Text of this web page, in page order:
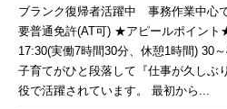
ブランク復帰者活躍中 事務作業中心
要普通免許(AT可) ★アピールポイント
17:30(実働7時間30分、休憩1時間) 30
子育てがひと段落して『仕事が久しぶ
役で活躍されています。 最初から...